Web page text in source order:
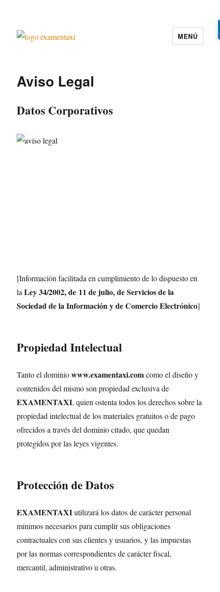
MENÚ
Aviso Legal
Datos Corporativos
[Información facilitada en cumplimiento de lo dispuesto en
laLey 34/2002, de 11 de julio, de Servicios de la
Sociedad de la Información y de Comercio Electrónico]
Propiedad Intelectual
Tanto el dominiowww.examentaxi.comcomo el diseño y
contenidos del mismo son propiedad exclusiva de
EXAMENTAXI, quien ostenta todos los derechos sobre la
propiedad intelectual de los materiales gratuitos o de pago
ofrecidos a través del dominio citado, que quedan
protegidos por las leyes vigentes.
Protección de Datos
EXAMENTAXIutilizará los datos de carácter personal
mínimos necesarios para cumplir sus obligaciones
contractuales con sus clientes y usuarios, y las impuestas
por las normas correspondientes de carácter fiscal,
mercantil, administrativo u otras.